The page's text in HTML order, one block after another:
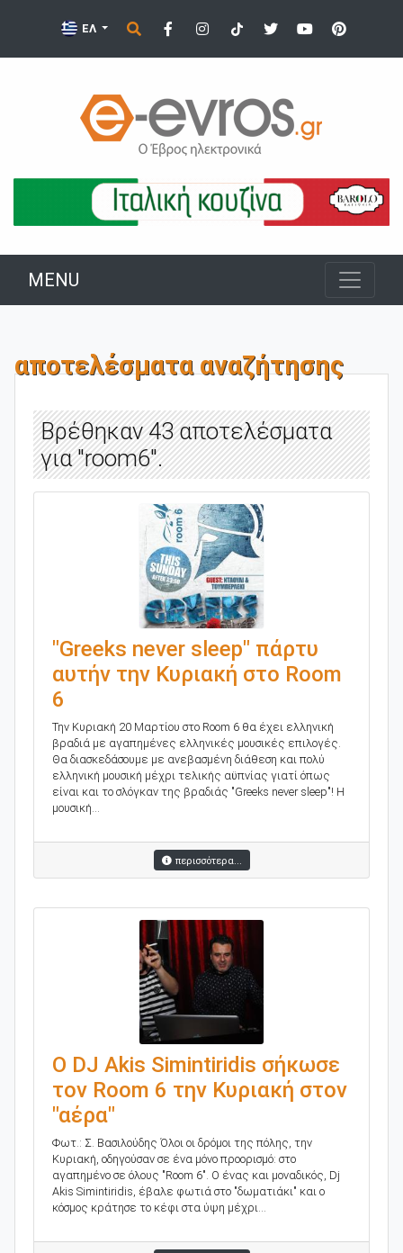
ΕΛ
MENU
αποτελέσματα αναζήτησης
Βρέθηκαν 43 αποτελέσματα
για "room6".
"Greeks never sleep" πάρτυ
αυτήν την Κυριακή στο Room
6
Την Κυριακή 20 Μαρτίου στο Room 6 θα έχει ελληνική
βραδιά με αγαπημένες ελληνικές μουσικές επιλογές.
Θα διασκεδάσουμε με ανεβασμένη διάθεση και πολύ
ελληνική μουσική μέχρι τελικής αϋπνίας γιατί όπως
είναι και το σλόγκαν της βραδιάς "Greeks never sleep"! Η
μουσική...
περισσότερα...
O DJ Akis Simintiridis σήκωσε
τον Room 6 την Κυριακή στον
"αέρα"
Φωτ.: Σ. Βασιλούδης Όλοι οι δρόμοι της πόλης, την
Κυριακή, οδηγούσαν σε ένα μόνο προορισμό: στο
αγαπημένο σε όλους "Room 6". Ο ένας και μοναδικός, Dj
Akis Simintiridis, έβαλε φωτιά στο "δωματιάκι" και ο
κόσμος κράτησε το κέφι στα ύψη μέχρι...